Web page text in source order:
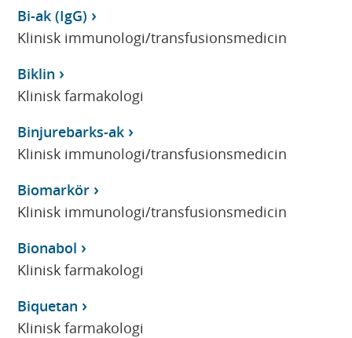
Bi-ak (IgG)
Klinisk immunologi/transfusionsmedicin
Biklin
Klinisk farmakologi
Binjurebarks-ak
Klinisk immunologi/transfusionsmedicin
Biomarkör
Klinisk immunologi/transfusionsmedicin
Bionabol
Klinisk farmakologi
Biquetan
Klinisk farmakologi